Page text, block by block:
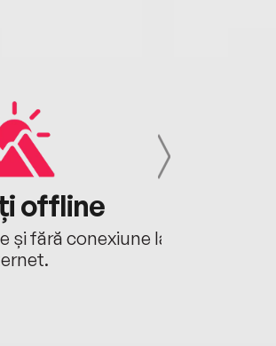
offline
și fără conexiune la